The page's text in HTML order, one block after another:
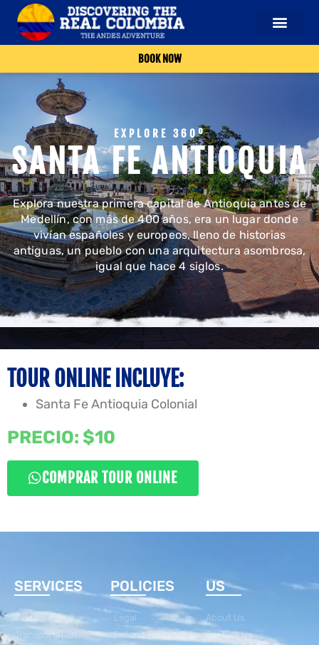
BOOK NOW
EXPLORE 360º
SANTA FE ANTIOQUIA
Explora nuestra primera capital de Antioquia antes de
Medellín, con más de 400 años, era un lugar donde
vivían españoles y europeos, lleno de historias
antiguas, un pueblo con una arquitectura asombrosa,
igual que hace 4 siglos.
TOUR ONLINE INCLUYE:
Santa Fe Antioquia Colonial
PRECIO: $10
COMPRAR TOUR ONLINE
SERVICES
Tours
Transportation
POLICIES
Legal
Refund Policy
US
About Us
Contact Us